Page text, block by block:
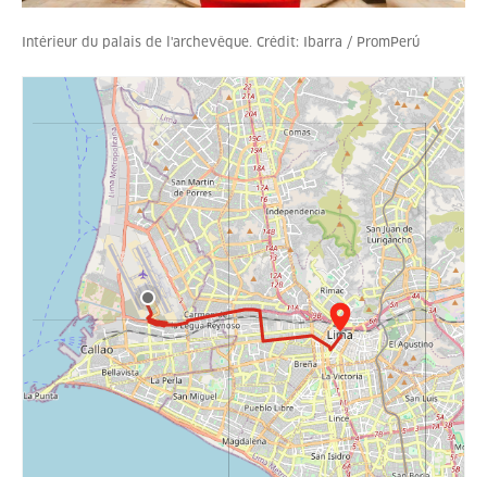
Intérieur du palais de l'archevêque. Crédit: Ibarra / PromPerú